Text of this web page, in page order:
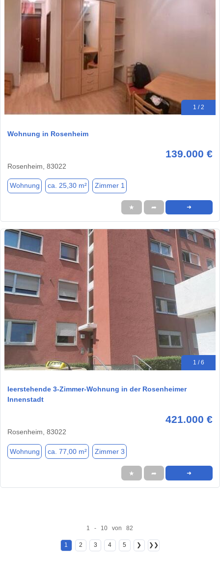
1 / 2
Wohnung in Rosenheim
139.000 €
Rosenheim, 83022
Wohnung ca. 25,30 m² Zimmer 1
★ ➦ ➜
1 / 6
leerstehende 3-Zimmer-Wohnung in der Rosenheimer
Innenstadt
421.000 €
Rosenheim, 83022
Wohnung ca. 77,00 m² Zimmer 3
★ ➦ ➜
1 - 10 von 82
1 2 3 4 5 ❯ ❯❯